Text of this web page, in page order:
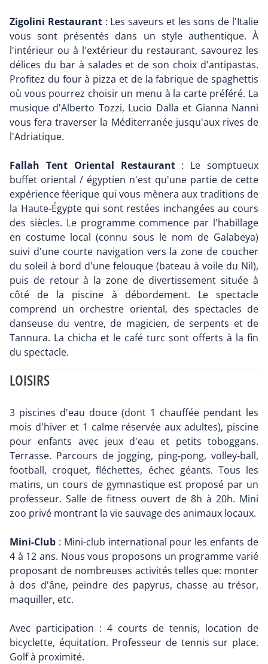
Zigolini Restaurant: Les saveurs et les sons de l'Italie
vous sont présentés dans un style authentique. À
l'intérieur ou à l'extérieur du restaurant, savourez les
délices du bar à salades et de son choix d'antipastas.
Profitez du four à pizza et de la fabrique de spaghettis
où vous pourrez choisir un menu à la carte préféré. La
musique d'Alberto Tozzi, Lucio Dalla et Gianna Nanni
vous fera traverser la Méditerranée jusqu'aux rives de
l'Adriatique.
Fallah Tent Oriental Restaurant: Le somptueux
buffet oriental / égyptien n'est qu'une partie de cette
expérience féerique qui vous mènera aux traditions de
la Haute-Égypte qui sont restées inchangées au cours
des siècles. Le programme commence par l'habillage
en costume local (connu sous le nom de Galabeya)
suivi d'une courte navigation vers la zone de coucher
du soleil à bord d'une felouque (bateau à voile du Nil),
puis de retour à la zone de divertissement située à
côté de la piscine à débordement. Le spectacle
comprend un orchestre oriental, des spectacles de
danseuse du ventre, de magicien, de serpents et de
Tannura. La chicha et le café turc sont offerts à la fin
du spectacle.
LOISIRS
3 piscines d'eau douce (dont 1 chauffée pendant les
mois d'hiver et 1 calme réservée aux adultes), piscine
pour enfants avec jeux d'eau et petits toboggans.
Terrasse. Parcours de jogging, ping-pong, volley-ball,
football, croquet, fléchettes, échec géants. Tous les
matins, un cours de gymnastique est proposé par un
professeur. Salle de fitness ouvert de 8h à 20h. Mini
zoo privé montrant la vie sauvage des animaux locaux.
Mini-Club : Mini-club international pour les enfants de
4 à 12 ans. Nous vous proposons un programme varié
proposant de nombreuses activités telles que: monter
à dos d'âne, peindre des papyrus, chasse au trésor,
maquiller, etc.
Avec participation : 4 courts de tennis, location de
bicyclette, équitation. Professeur de tennis sur place.
Golf à proximité.